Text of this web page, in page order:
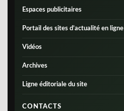
Espaces publicitaires
Portail des sites d’actualité en ligne
Vidéos
Archives
Ligne éditoriale du site
CONTACTS